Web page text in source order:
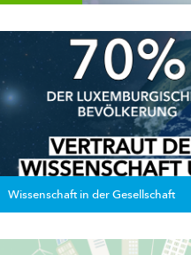
Wissenschaft in der Gesellschaft